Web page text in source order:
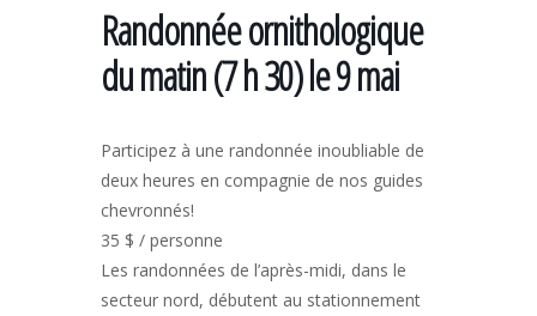
Randonnée ornithologique
du matin (7 h 30) le 9 mai
Participez à une randonnée inoubliable de
deux heures en compagnie de nos guides
chevronnés!
35 $ / personne
Les randonnées de l’après-midi, dans le
secteur nord, débutent au stationnement